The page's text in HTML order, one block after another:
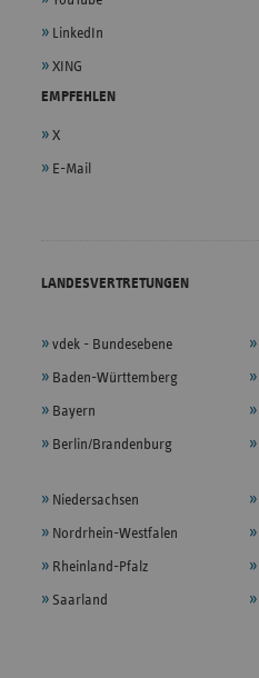
LinkedIn
XING
EMPFEHLEN
X
E-Mail
LANDESVERTRETUNGEN
vdek - Bundesebene
Baden-Württemberg
Bayern
Berlin/Brandenburg
Niedersachsen
Nordrhein-Westfalen
Rheinland-Pfalz
Saarland